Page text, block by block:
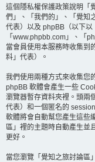
這個隱私權保護政策說明「
們」、「我們的」、「覺知
代表）以及 phpBB（以下以
「www.phpbb.com」、「
當會員使用本服務時收集到
料」代表）。
我們使用兩種方式來收集您
phpBB 軟體會產生一些
瀏覽器暫存資料夾裡。頭兩
代表）和一個匿名的
軟體將會自動幫您產生這些
區」裡的主題時自動產生並
更好。
當您瀏覽「覺知之旅討論區